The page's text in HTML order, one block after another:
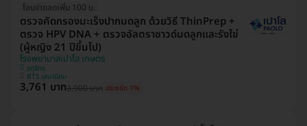
โอนจ่ายลดเพิ่ม 100 บ.
ตรวจคัดกรองมะเร็งปากมดลูก ด้วยวิธี ThinPrep +
ตรวจ HPV DNA + ตรวจอัลตราซาวด์มดลูกและรังไข่
(ผู้หญิง 21 ปีขึ้นไป)
โรงพยาบาลเปาโล เกษตร
จตุจักร
BTS เสนานิคม
3,761 บาท3,900 บาท ประหยัด 1%